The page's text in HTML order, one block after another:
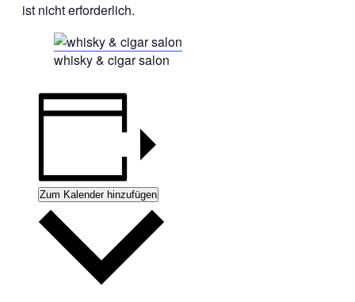
ist nicht erforderlich.
whisky & cigar salon
Zum Kalender hinzufügen